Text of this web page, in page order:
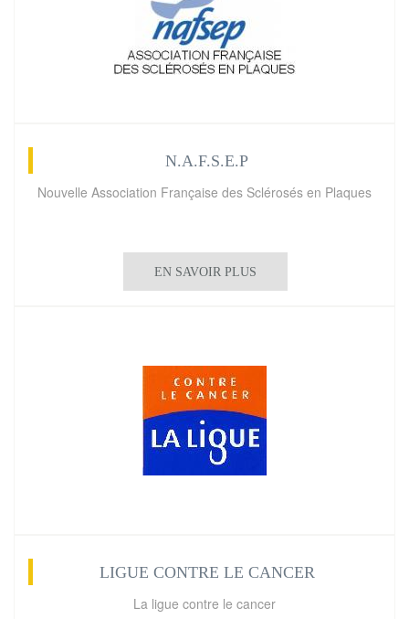
N.A.F.S.E.P
Nouvelle Association Française des Sclérosés en Plaques
EN SAVOIR PLUS
LIGUE CONTRE LE CANCER
La ligue contre le cancer